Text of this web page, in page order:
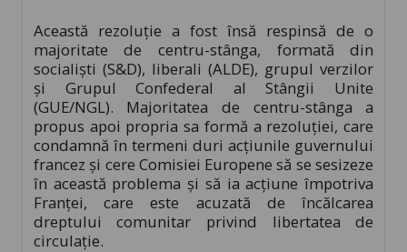
Această rezoluţie a fost însă respinsă de o
majoritate de centru-stânga, formată din
socialişti (S&D), liberali (ALDE), grupul verzilor
şi Grupul Confederal al Stângii Unite
(GUE/NGL). Majoritatea de centru-stânga a
propus apoi propria sa formă a rezoluţiei, care
condamnă în termeni duri acţiunile guvernului
francez şi cere Comisiei Europene să se sesizeze
în această problema şi să ia acţiune împotriva
Franţei, care este acuzată de încălcarea
dreptului comunitar privind libertatea de
circulaţie.